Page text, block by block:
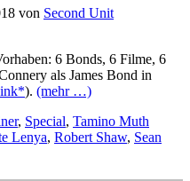
von Second Unit
6 Bonds, 6 Filme, 6
als James Bond in
). (mehr …)
, Special, Tamino Muth
Lenya, Robert Shaw, Sean